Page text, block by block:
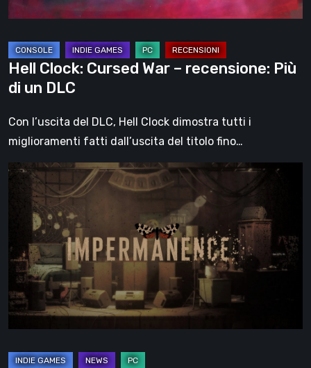
un
Hell Clock: Cursed War – recensione: Più
di un DLC
Con l’uscita del DLC, Hell Clock dimostra tutti i
miglioramenti fatti dall’uscita del titolo fino…
Impermanence:
costruire
santuario
nel
teatro
fantasmi